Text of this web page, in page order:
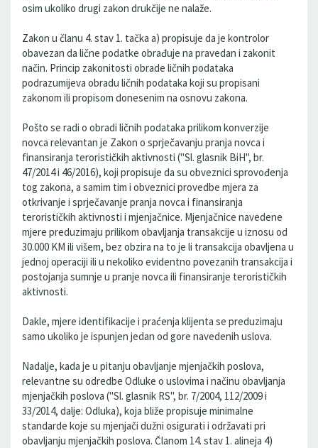
osim ukoliko drugi zakon drukčije ne nalaže.
Zakon u članu 4. stav 1. tačka a) propisuje da je kontrolor
obavezan da lične podatke obrađuje na pravedan i zakonit
način. Princip zakonitosti obrade ličnih podataka
podrazumijeva obradu ličnih podataka koji su propisani
zakonom ili propisom donesenim na osnovu zakona.
Pošto se radi o obradi ličnih podataka prilikom konverzije
novca relevantan je Zakon o sprječavanju pranja novca i
finansiranja terorističkih aktivnosti ("Sl. glasnik BiH", br.
47/2014 i 46/2016), koji propisuje da su obveznici sprovođenja
tog zakona, a samim tim i obveznici provedbe mjera za
otkrivanje i sprječavanje pranja novca i finansiranja
terorističkih aktivnosti i mjenjačnice. Mjenjačnice navedene
mjere preduzimaju prilikom obavljanja transakcije u iznosu od
30.000 KM ili višem, bez obzira na to je li transakcija obavljena u
jednoj operaciji ili u nekoliko evidentno povezanih transakcija i
postojanja sumnje u pranje novca ili finansiranje terorističkih
aktivnosti.
Dakle, mjere identifikacije i praćenja klijenta se preduzimaju
samo ukoliko je ispunjen jedan od gore navedenih uslova.
Nadalje, kada je u pitanju obavljanje mjenjačkih poslova,
relevantne su odredbe Odluke o uslovima i načinu obavljanja
mjenjačkih poslova ("Sl. glasnik RS", br. 7/2004, 112/2009 i
33/2014, dalje: Odluka), koja bliže propisuje minimalne
standarde koje su mjenjači dužni osigurati i održavati pri
obavljanju mjenjačkih poslova. Članom 14. stav 1. alineja 4)